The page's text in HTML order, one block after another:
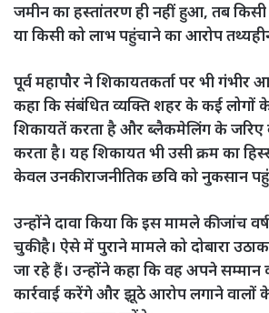
जमीन का हस्तांतरण ही नहीं हुआ, तब किसी
या किसी को लाभ पहुंचाने का आरोप
पूर्व महापौर ने शिकायतकर्ता पर भी गंभीर
कहा कि संबंधित व्यक्ति शहर के कई लोगों
शिकायतें करता है और ब्लैकमेलिंग के जरिए
करता है। यह शिकायत भी उसी क्रम का
केवल उनकी राजनीतिक छवि को नुकसान
उन्होंने दावा किया कि इस मामले की जांच
चुकी है। ऐसे में पुराने मामले को दोबारा
जा रहे हैं। उन्होंने कहा कि वह अपने सम्मान
कार्रवाई करेंगे और झूठे आरोप लगाने वालों